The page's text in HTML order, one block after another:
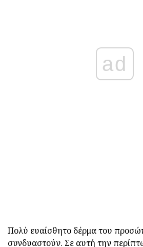
ad
Πολύ ευαίσθητο δέρμα του
συνδυαστούν. Σε αυτή την